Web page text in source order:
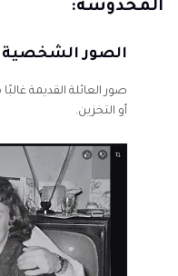
المخدوشة:
الصور الشخصية
صور العائلة القديمة
أو التخزين.